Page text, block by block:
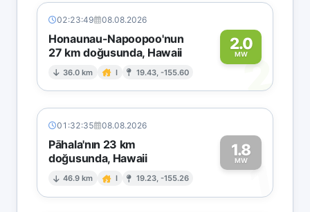
02:23:49 08.08.2026
Honaunau-Napoopoo'nun
27 km doğusunda, Hawaii
36.0 km I 19.43, -155.60
2.0
MW2
01:32:35 08.08.2026
Pāhala'nın 23 km
doğusunda, Hawaii
46.9 km I 19.23, -155.26
1.8
MW1